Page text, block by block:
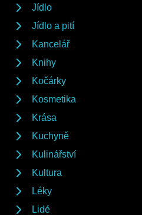
Jídlo
Jídlo a pití
Kancelář
Knihy
Kočárky
Kosmetika
Krása
Kuchyně
Kulinářství
Kultura
Léky
Lidé